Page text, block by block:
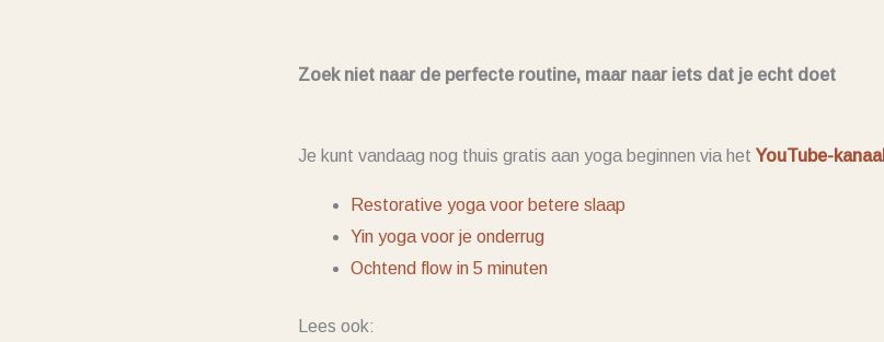
Zoek niet naar de perfecte routine, maar naar iets dat je echt doet
Je kunt vandaag nog thuis gratis aan yoga beginnen via het YouTube-kanaal
Restorative yoga voor betere slaap
Yin yoga voor je onderrug
Ochtend flow in 5 minuten
Lees ook: